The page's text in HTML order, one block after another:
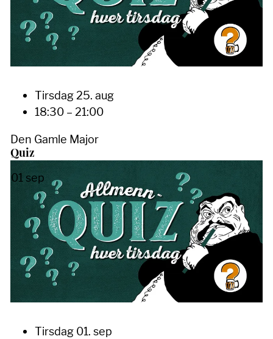
Tirsdag 25. aug
18:30 – 21:00
Den Gamle Major
Quiz
01 sep
Tirsdag 01. sep